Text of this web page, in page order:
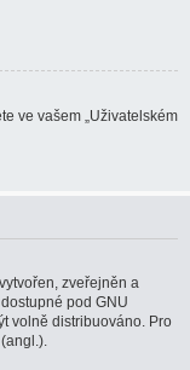
ve vašem „Uživatelském
zveřejněn a
pod GNU
volně distribuováno. Pro
(angl.).